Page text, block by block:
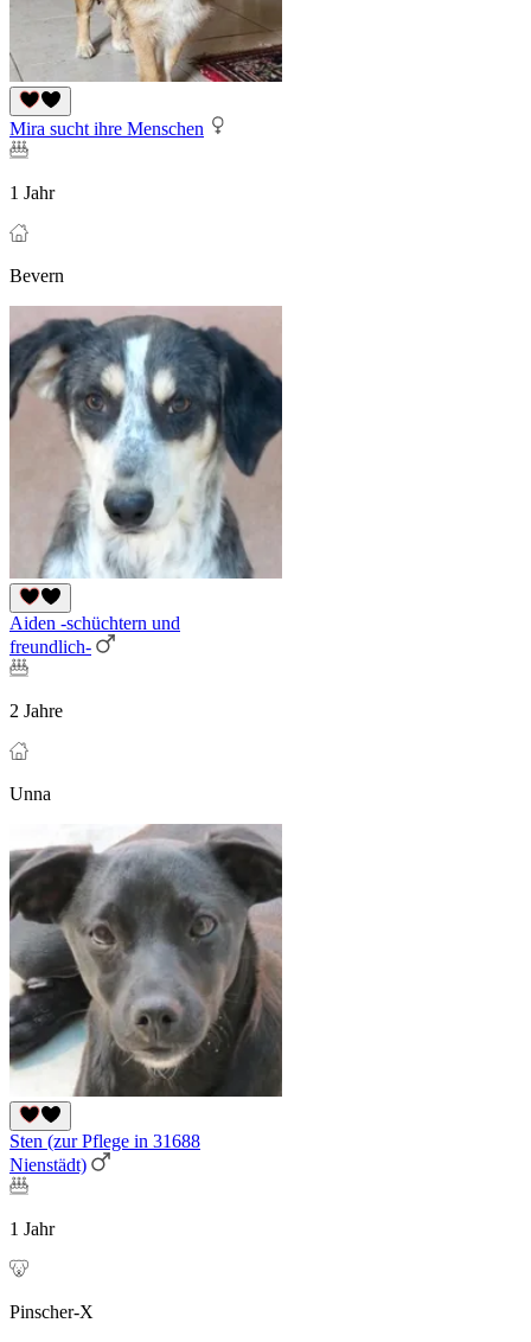
Mira sucht ihre Menschen
1 Jahr
Bevern
Aiden -schüchtern und
freundlich-
2 Jahre
Unna
Sten (zur Pflege in 31688
Nienstädt)
1 Jahr
Pinscher-X